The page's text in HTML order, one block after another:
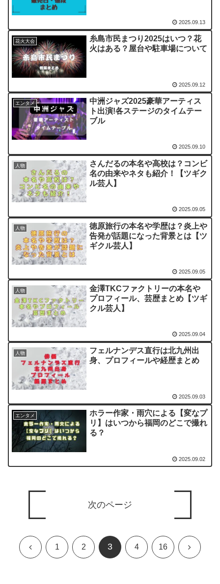
2025.09.13
花火大会
糸島市民まつり2025はいつ？花
火はある？屋台や駐車場について
2025.09.12
エンタメ
中洲ジャズ2025豪華アーティス
ト出演!各ステージのタイムテー
ブル
2025.09.10
人物
さんだるの本名や高校は？コンビ
名の由来やネタも紹介！【ツギク
ル芸人】
2025.09.05
人物
徳原旅行の本名や学歴は？炎上や
告発が話題になった背景とは【ツ
ギクル芸人】
2025.09.05
人物
金澤TKCファクトリーの本名や
プロフィール、芸歴まとめ【ツギ
クル芸人】
2025.09.04
人物
フェルナンデス直行は北九州出
身、プロフィールや経歴まとめ
2025.09.03
エンタメ
ホラー作家・雨穴による【変なプ
リ】はいつから福岡のどこで撮れ
る？
2025.09.02
次のページ
前 1 2 3 4 16 次